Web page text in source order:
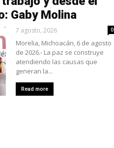
Gaby Molina
7 agosto, 2026 0
Morelia, Michoacán, 6 de agosto
de 2026.- La paz se construye
atendiendo las causas que
generan la...
Read more